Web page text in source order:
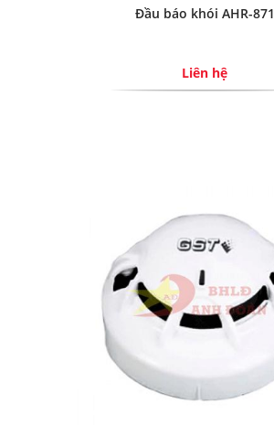
Đầu báo khói AHR-871
Liên hệ